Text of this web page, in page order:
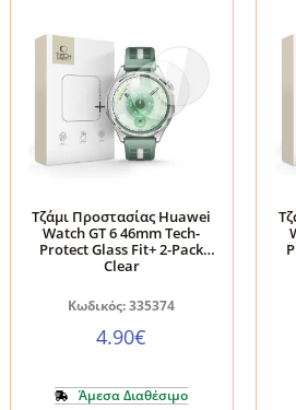
Tech-
Protect
Flex+
Pack
ποσότητα
Τζάμι Προστασίας Huawei
Watch GT 6 46mm Tech-
Protect Glass Fit+ 2-Pack
Clear
Κωδικός: 335374
4.90€
Άμεσα Διαθέσιμο